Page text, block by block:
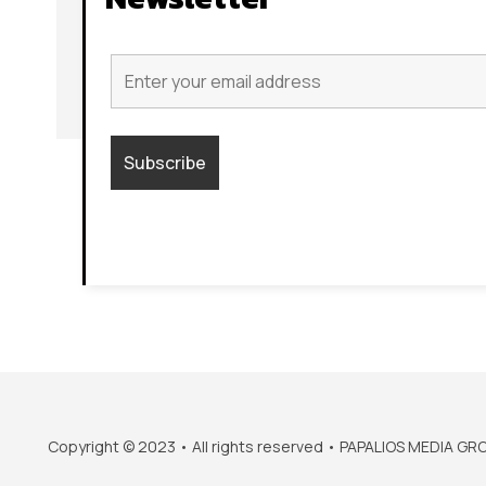
Copyright © 2023 • All rights reserved • PAPALIOS MEDIA